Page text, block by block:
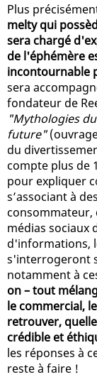
Plus
melty qui
sera chargé
de l'éphémère
incontournable
sera
fondateur de
"Mythologies
future"
du
compte plus de
pour expliquer
s’associant à
consommateur,
médias sociaux
d'informations,
s'interrogeront
notamment à
on – tout
le commercial,
retrouver,
crédible et
les réponses à
reste à faire !